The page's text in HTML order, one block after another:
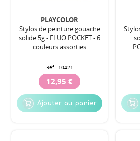
PLAYCOLOR
Stylos de peinture gouache
solide 5g - FLUO POCKET - 6
couleurs assorties
Réf : 10421
12,95 €
Ajouter au panier